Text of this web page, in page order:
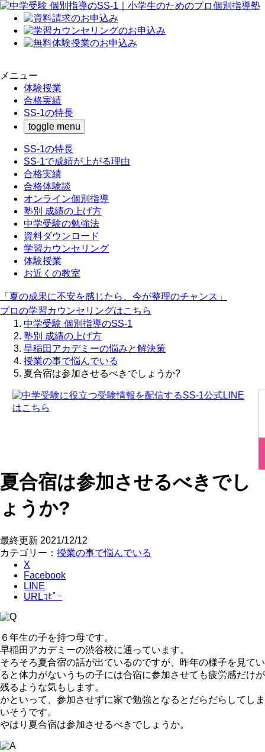
メニュー
体験授業
合格実績
SS-1の特長
toggle menu
SS-1の特長
SS-1で成績が上がる理由
合格実績
合格体験談
オンライン個別指導
塾別 成績の上げ方
中学受験の勉強法
資料ダウンロード
学習カウンセリング
体験授業
お近くの教室
「夏の成果に不安を感じたら、今が整理のチャンス」
プロの学習カウンセリングはこちら
中学受験 個別指導のSS-1
塾別 成績の上げ方
早稲田アカデミーの悩みと解決策
授業の事で悩んでいる
夏合宿は参加させるべきでしょうか?
夏合宿は参加させるべきでし
ょうか?
最終更新 2021/12/12
カテゴリー： 授業の事で悩んでいる
X
Facebook
LINE
URLｺﾋﾟｰ
６年生の子を持つ母です。
早稲田アカデミーの渋谷校に通っています。
そろそろ夏合宿の話が出ているのですが、昨年の様子を見てい
ると体力がないうちの子には合宿に参加させても疲労感だけが
残るような気もします。
かといって、参加させずに家で勉強となるとだらだらしてしま
いそうです。
やはり夏合宿は参加させるべきでしょうか。